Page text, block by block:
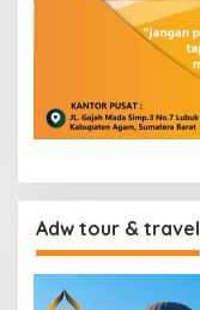
Adw tour & travel